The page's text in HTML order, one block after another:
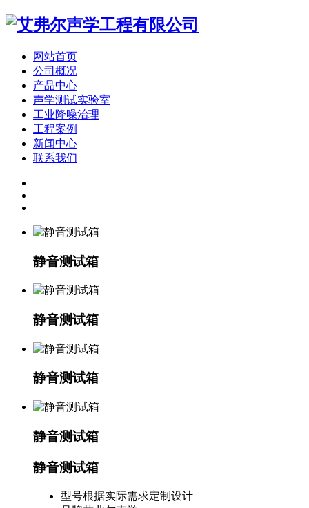
网站首页
公司概况
产品中心
声学测试实验室
工业降噪治理
工程案例
新闻中心
联系我们
静音测试箱
静音测试箱
静音测试箱
静音测试箱
静音测试箱
型号根据实际需求定制设计